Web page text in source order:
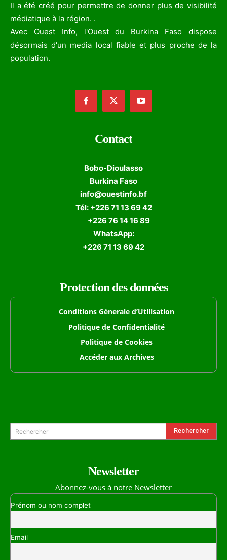
Il a été créé pour permettre de donner plus de visibilité
médiatique à la région. .
Avec Ouest Info, l'Ouest du Burkina Faso dispose
désormais d'un media local fiable et plus proche de la
population.
Contact
Bobo-Dioulasso
Burkina Faso
info@ouestinfo.bf
Tél: +226 71 13 69 42
+226 76 14 16 89
WhatsApp:
+226 71 13 69 42
Protection des données
Conditions Génerale d’Utilisation
Politique de Confidentialité
Politique de Cookies
Accéder aux Archives
Rechercher Rechercher
Newsletter
Abonnez-vous à notre Newsletter
Prénom ou nom complet
Email